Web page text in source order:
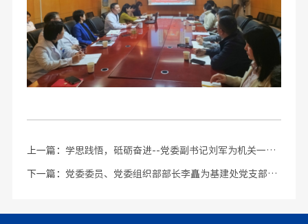
上一篇： 学思践悟，砥砺奋进--党委副书记刘军为机关一支部做贯彻党的二十大精神专题宣讲
下一篇： 党委委员、党委组织部部长李矗为基建处党支部授专题党课